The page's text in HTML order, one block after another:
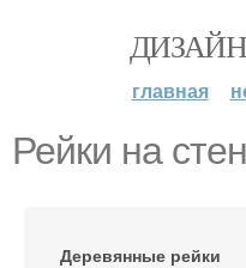
главная
Рейки на
Деревянные рейки